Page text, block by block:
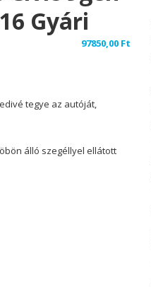
Gyári
97850,00 Ft
tegye az autóját,
álló szegéllyel ellátott